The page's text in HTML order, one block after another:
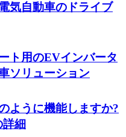
気自動車のドライブ
ト用のEVインバータ
ソリューション
ように機能しますか?
詳細